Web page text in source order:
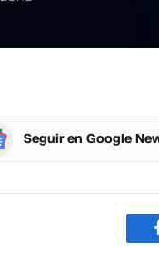
Seguir en Google